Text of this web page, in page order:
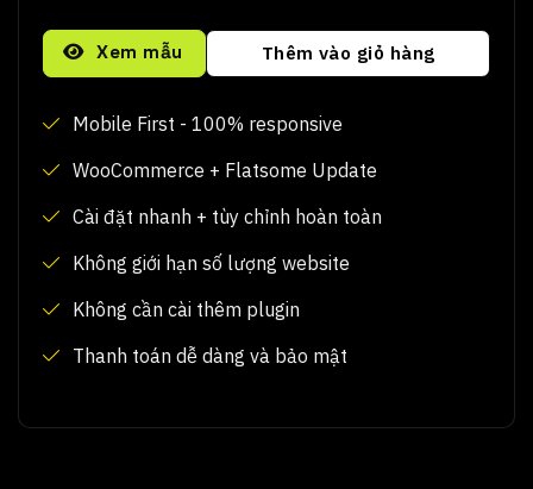
Xem mẫu Thêm vào giỏ hàng
Alternative:
Mobile First - 100% responsive
WooCommerce + Flatsome Update
Cài đặt nhanh + tùy chỉnh hoàn toàn
Không giới hạn số lượng website
Không cần cài thêm plugin
Thanh toán dễ dàng và bảo mật